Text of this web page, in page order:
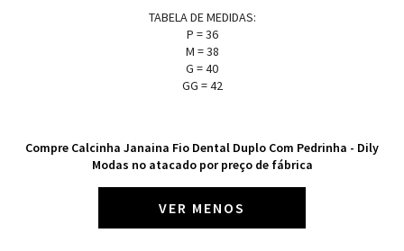
TABELA DE MEDIDAS:
P = 36
M = 38
G = 40
GG = 42
Compre Calcinha Janaina Fio Dental Duplo Com Pedrinha - Dily
Modas no atacado por preço de fábrica
VER MENOS